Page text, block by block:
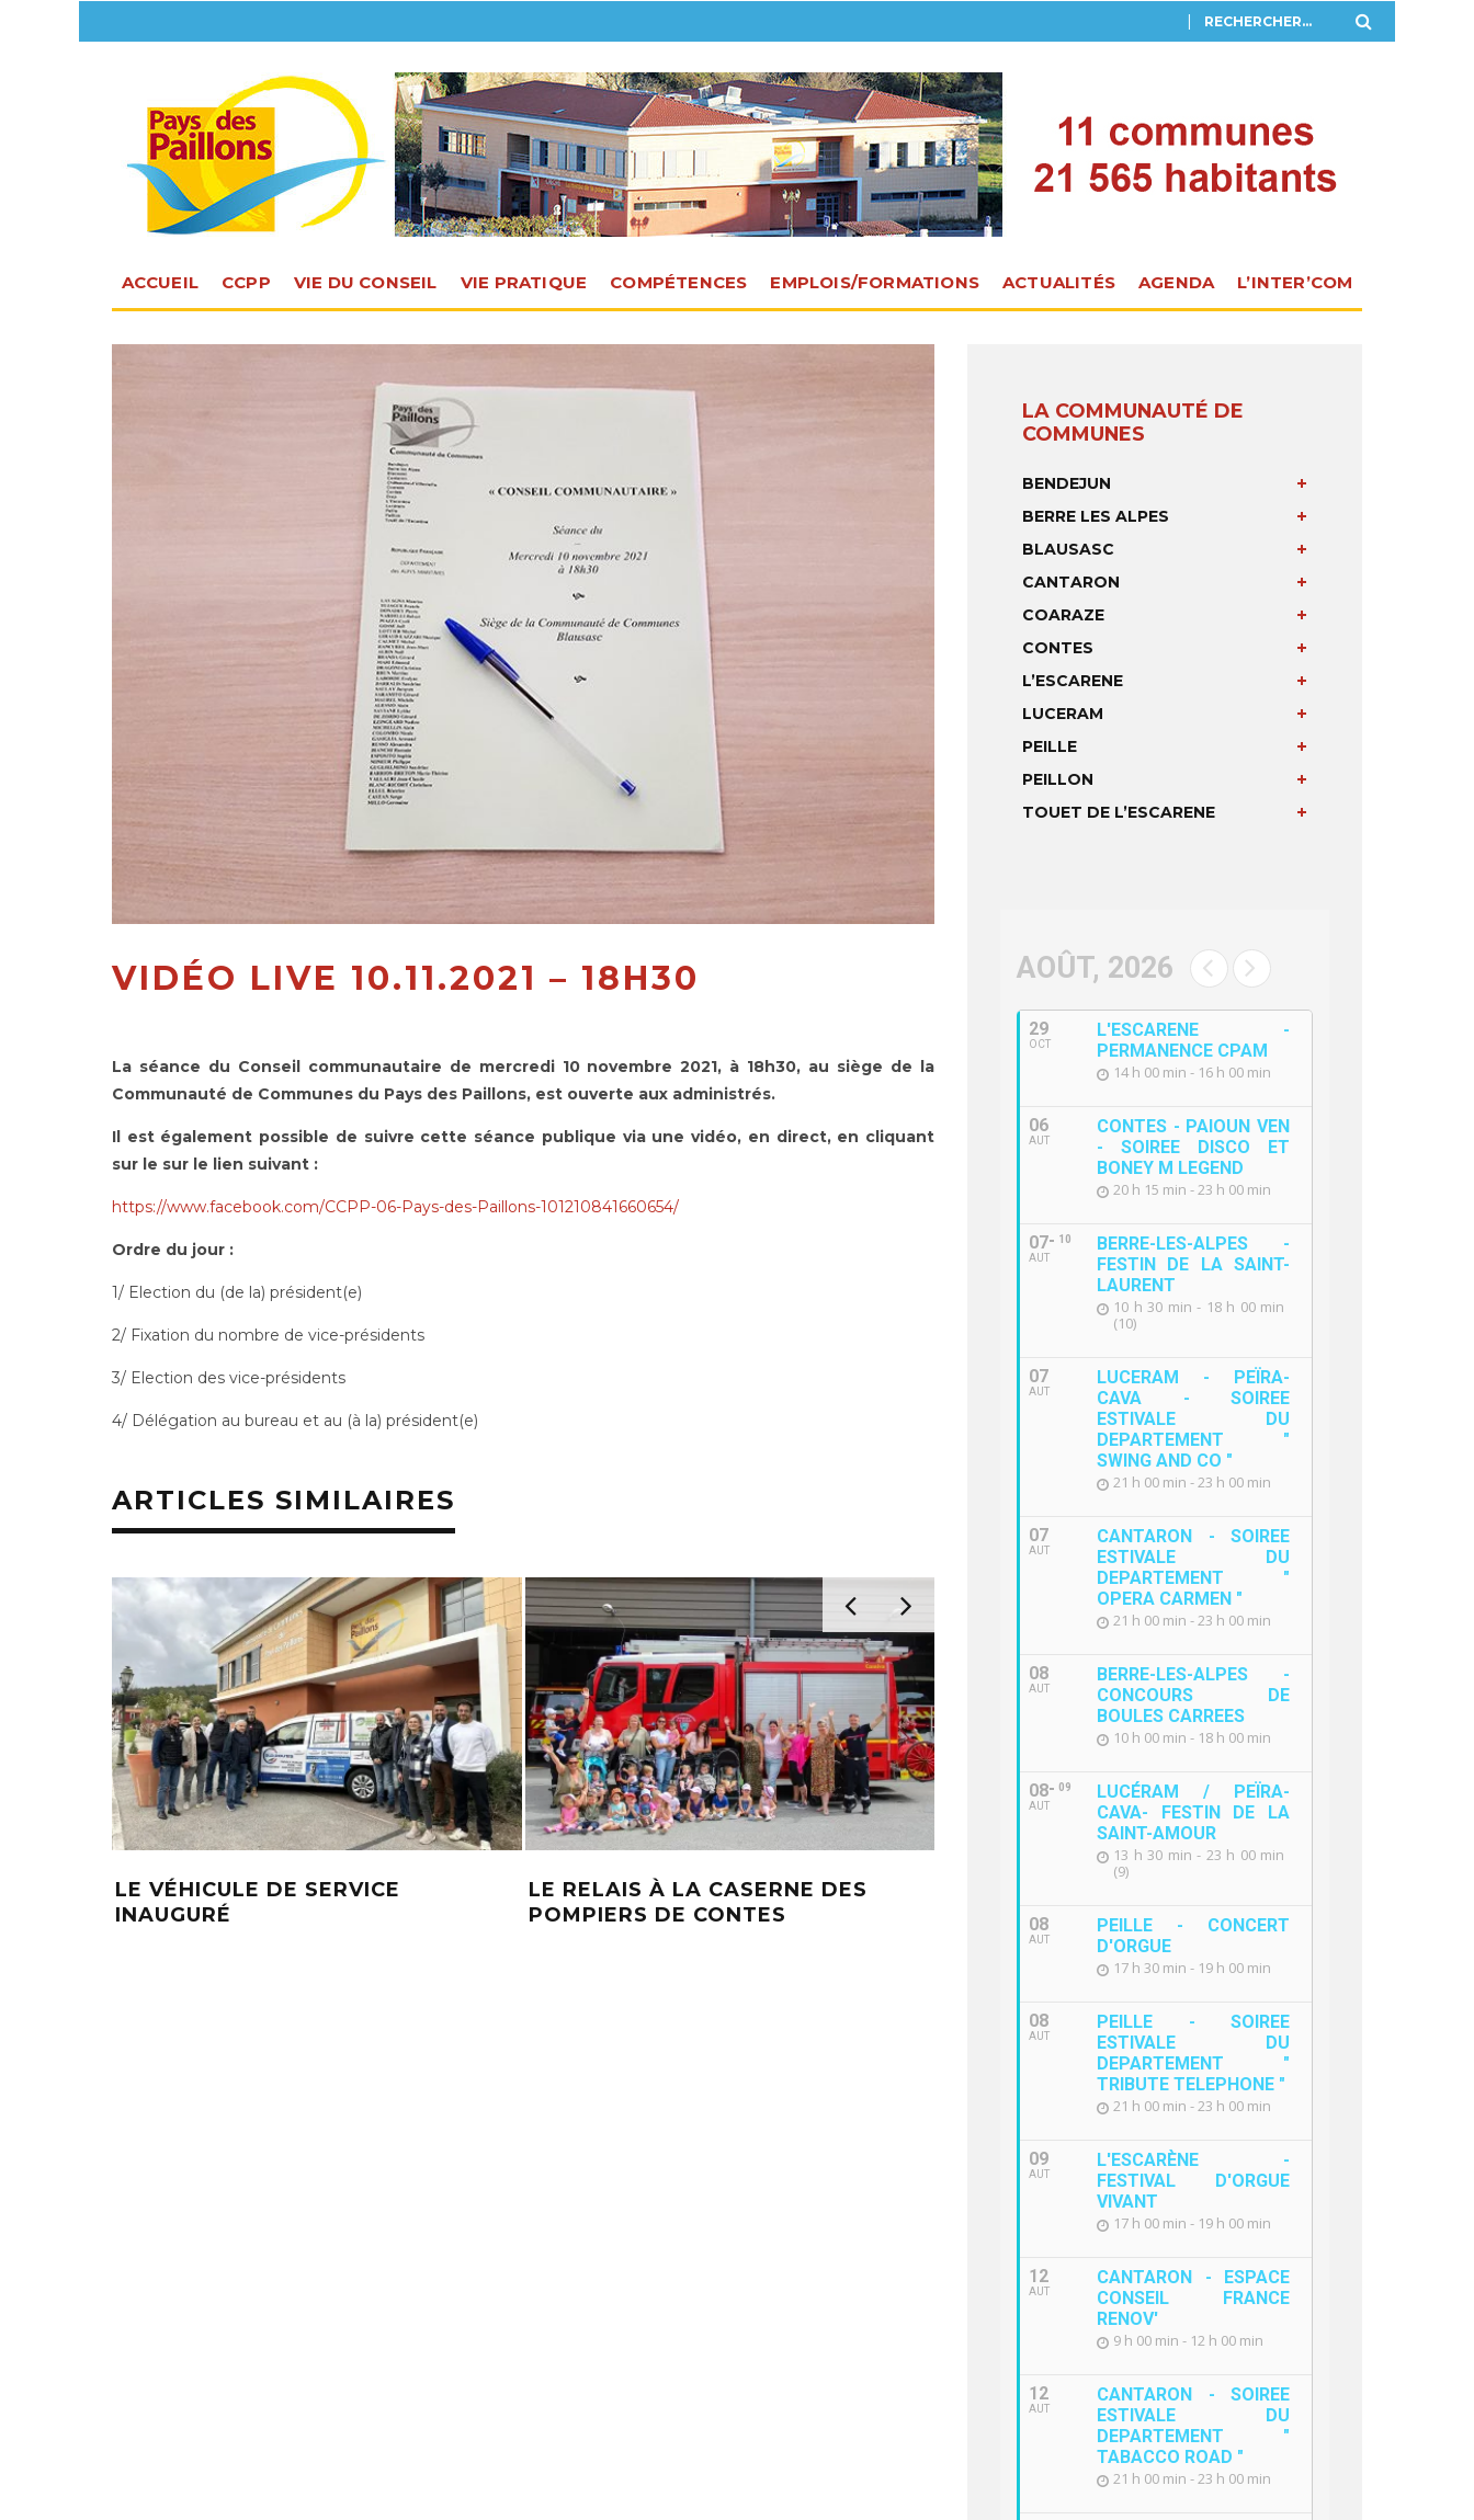
ACCUEIL CCPP VIE DU CONSEIL VIE PRATIQUE COMPÉTENCES EMPLOIS/FORMATIONS ACTUALITÉS AGENDA L’INTER’COM
VIDÉO LIVE 10.11.2021 – 18H30
La séance du Conseil communautaire de mercredi 10 novembre 2021, à 18h30, au siège de la
Communauté de Communes du Pays des Paillons, est ouverte aux administrés.
Il est également possible de suivre cette séance publique via une vidéo, en direct, en cliquant
sur le sur le lien suivant :
https://www.facebook.com/CCPP-06-Pays-des-Paillons-101210841660654/
Ordre du jour :
1/ Election du (de la) président(e)
2/ Fixation du nombre de vice-présidents
3/ Election des vice-présidents
4/ Délégation au bureau et au (à la) président(e)
ARTICLES SIMILAIRES
LE VÉHICULE DE SERVICE
INAUGURÉ
LE RELAIS À LA CASERNE DES
POMPIERS DE CONTES
ATMOSPHÉRIQUE ALERTE NIVEAU 1
LA COMMUNAUTÉ DE
COMMUNES
BENDEJUN
BERRE LES ALPES
BLAUSASC
CANTARON
COARAZE
CONTES
L’ESCARENE
LUCERAM
PEILLE
PEILLON
TOUET DE L’ESCARENE
AOÛT, 2026
29
OCT
L'ESCARENE -
PERMANENCE CPAM
14 h 00 min - 16 h 00 min
06
AUT
CONTES - PAIOUN VEN
- SOIREE DISCO ET
BONEY M LEGEND
20 h 15 min - 23 h 00 min
07
AUT
10
BERRE-LES-ALPES -
FESTIN DE LA SAINT-
LAURENT
10 h 30 min - 18 h 00 min
(10)
07
AUT
LUCERAM - PEÏRA-
CAVA - SOIREE
ESTIVALE DU
DEPARTEMENT "
SWING AND CO "
21 h 00 min - 23 h 00 min
07
AUT
CANTARON - SOIREE
ESTIVALE DU
DEPARTEMENT "
OPERA CARMEN "
21 h 00 min - 23 h 00 min
08
AUT
BERRE-LES-ALPES -
CONCOURS DE
BOULES CARREES
10 h 00 min - 18 h 00 min
08
AUT
09
LUCÉRAM / PEÏRA-
CAVA- FESTIN DE LA
SAINT-AMOUR
13 h 30 min - 23 h 00 min
(9)
08
AUT
PEILLE - CONCERT
D'ORGUE
17 h 30 min - 19 h 00 min
08
AUT
PEILLE - SOIREE
ESTIVALE DU
DEPARTEMENT "
TRIBUTE TELEPHONE "
21 h 00 min - 23 h 00 min
09
AUT
L'ESCARÈNE -
FESTIVAL D'ORGUE
VIVANT
17 h 00 min - 19 h 00 min
12
AUT
CANTARON - ESPACE
CONSEIL FRANCE
RENOV'
9 h 00 min - 12 h 00 min
12
AUT
CANTARON - SOIREE
ESTIVALE DU
DEPARTEMENT "
TABACCO ROAD "
21 h 00 min - 23 h 00 min